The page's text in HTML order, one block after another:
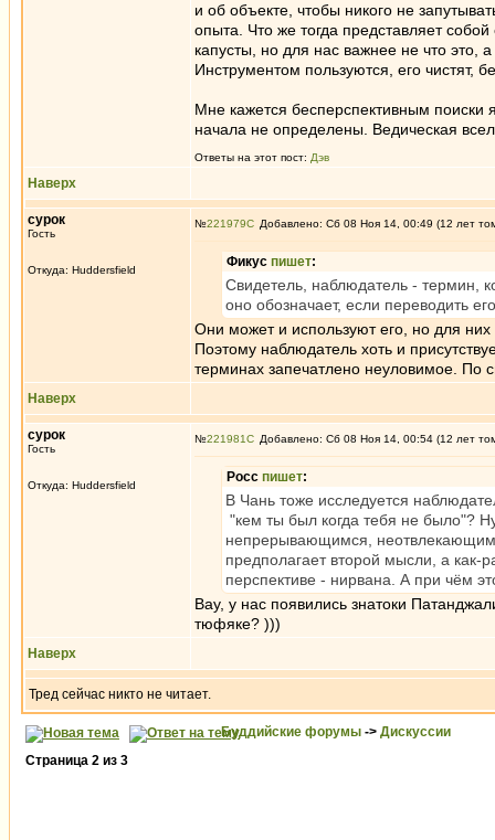
и об объекте, чтобы никого не
опыта. Что же тогда представляет
капусты, но для нас важнее не что это,
Инструментом пользуются, его чистят,
Мне кажется бесперспективным поиски
начала не определены. Ведическая
Ответы на этот пост: Дэв
Наверх
сурок
Гость
Откуда: Huddersfield
№221979 Добавлено: Сб 08 Ноя 14, 00:49 (12 лет
Фикус пишет:
Свидетель, наблюдатель - термин,
оно обозначает, если переводить
Они может и используют его, но для
Поэтому наблюдатель хоть и
терминах запечатлено неуловимое. По
Наверх
сурок
Гость
Откуда: Huddersfield
№221981 Добавлено: Сб 08 Ноя 14, 00:54 (12 лет
Росс пишет:
В Чань тоже исследуется
"кем ты был когда тебя не было"?
непрерывающимся,
предполагает второй мысли, а как-
перспективе - нирвана. А при чём
Вау, у нас появились знатоки
тюфяке? )))
Наверх
Тред сейчас никто не читает.
Буддийские форумы -> Дискуссии
Страница 2 из 3